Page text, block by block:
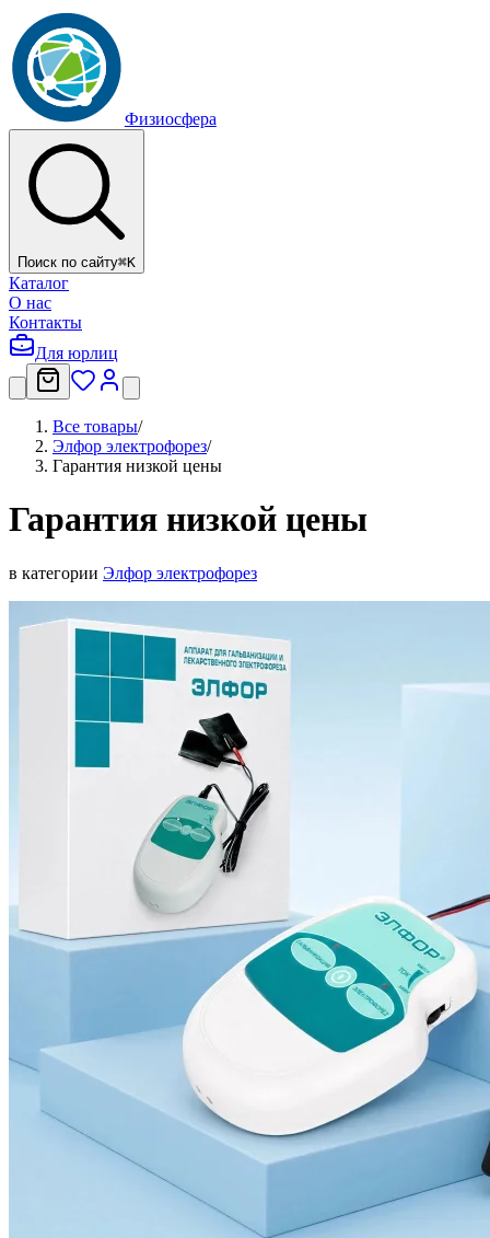
Физиосфера
Поиск по сайту⌘K
Каталог
О нас
Контакты
Для юрлиц
Все товары/
Элфор электрофорез/
Гарантия низкой цены
Гарантия низкой цены
в категории Элфор электрофорез